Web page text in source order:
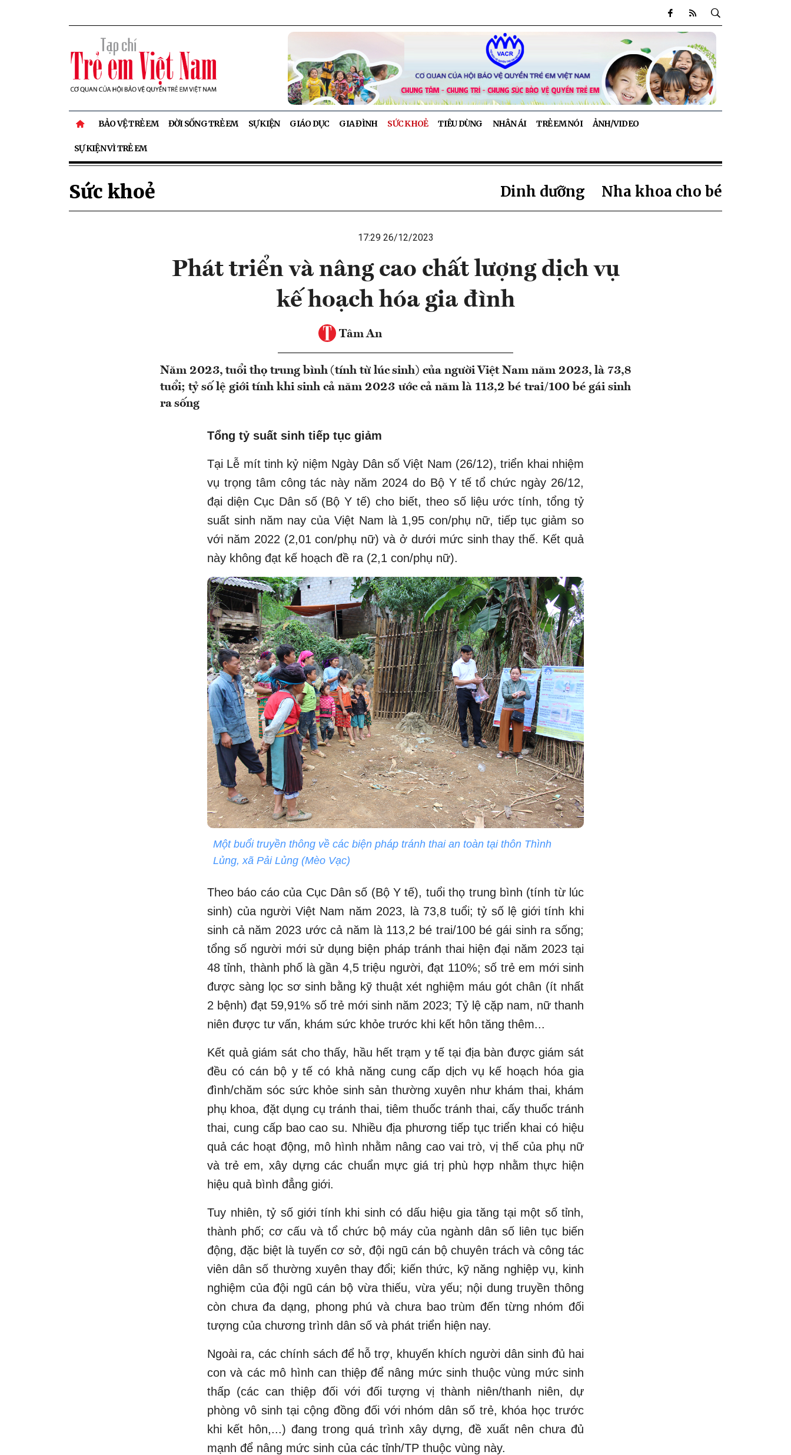
BẢO VỆ TRẺ EM ĐỜI SỐNG TRẺ EM SỰ KIỆN GIÁO DỤC GIA ĐÌNH SỨC KHOẺ TIÊU DÙNG NHÂN ÁI TRẺ EM NÓI ẢNH/VIDEO
SỰ KIỆN VÌ TRẺ EM
Sức khoẻ Dinh dưỡng Nha khoa cho bé
17:29 26/12/2023
Phát triển và nâng cao chất lượng dịch vụ
kế hoạch hóa gia đình
Tâm An
Năm 2023, tuổi thọ trung bình (tính từ lúc sinh) của người Việt Nam năm 2023, là 73,8
tuổi; tỷ số lệ giới tính khi sinh cả năm 2023 ước cả năm là 113,2 bé trai/100 bé gái sinh
ra sống
Tổng tỷ suất sinh tiếp tục giảm
Tại Lễ mít tinh kỷ niệm Ngày Dân số Việt Nam (26/12), triển khai nhiệm
vụ trọng tâm công tác này năm 2024 do Bộ Y tế tổ chức ngày 26/12,
đại diện Cục Dân số (Bộ Y tế) cho biết, theo số liệu ước tính, tổng tỷ
suất sinh năm nay của Việt Nam là 1,95 con/phụ nữ, tiếp tục giảm so
với năm 2022 (2,01 con/phụ nữ) và ở dưới mức sinh thay thế. Kết quả
này không đạt kế hoạch đề ra (2,1 con/phụ nữ).
Một buổi truyền thông về các biện pháp tránh thai an toàn tại thôn Thình
Lủng, xã Pải Lủng (Mèo Vạc)
Theo báo cáo của Cục Dân số (Bộ Y tế), tuổi thọ trung bình (tính từ lúc
sinh) của người Việt Nam năm 2023, là 73,8 tuổi; tỷ số lệ giới tính khi
sinh cả năm 2023 ước cả năm là 113,2 bé trai/100 bé gái sinh ra sống;
tổng số người mới sử dụng biện pháp tránh thai hiện đại năm 2023 tại
48 tỉnh, thành phố là gần 4,5 triệu người, đạt 110%; số trẻ em mới sinh
được sàng lọc sơ sinh bằng kỹ thuật xét nghiệm máu gót chân (ít nhất
2 bệnh) đạt 59,91% số trẻ mới sinh năm 2023; Tỷ lệ cặp nam, nữ thanh
niên được tư vấn, khám sức khỏe trước khi kết hôn tăng thêm...
Kết quả giám sát cho thấy, hầu hết trạm y tế tại địa bàn được giám sát
đều có cán bộ y tế có khả năng cung cấp dịch vụ kế hoạch hóa gia
đình/chăm sóc sức khỏe sinh sản thường xuyên như khám thai, khám
phụ khoa, đặt dụng cụ tránh thai, tiêm thuốc tránh thai, cấy thuốc tránh
thai, cung cấp bao cao su. Nhiều địa phương tiếp tục triển khai có hiệu
quả các hoạt động, mô hình nhằm nâng cao vai trò, vị thế của phụ nữ
và trẻ em, xây dựng các chuẩn mực giá trị phù hợp nhằm thực hiện
hiệu quả bình đẳng giới.
Tuy nhiên, tỷ số giới tính khi sinh có dấu hiệu gia tăng tại một số tỉnh,
thành phố; cơ cấu và tổ chức bộ máy của ngành dân số liên tục biến
động, đặc biệt là tuyến cơ sở, đội ngũ cán bộ chuyên trách và công tác
viên dân số thường xuyên thay đổi; kiến thức, kỹ năng nghiệp vụ, kinh
nghiệm của đội ngũ cán bộ vừa thiếu, vừa yếu; nội dung truyền thông
còn chưa đa dạng, phong phú và chưa bao trùm đến từng nhóm đối
tượng của chương trình dân số và phát triển hiện nay.
Ngoài ra, các chính sách để hỗ trợ, khuyến khích người dân sinh đủ hai
con và các mô hình can thiệp để nâng mức sinh thuộc vùng mức sinh
thấp (các can thiệp đối với đối tượng vị thành niên/thanh niên, dự
phòng vô sinh tại cộng đồng đối với nhóm dân số trẻ, khóa học trước
khi kết hôn,...) đang trong quá trình xây dựng, đề xuất nên chưa đủ
mạnh để nâng mức sinh của các tỉnh/TP thuộc vùng này.